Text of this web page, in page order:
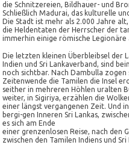
die Schnitzereien, Bildhauer- und
Schließlich Madurai, das kulturelle
Die Stadt ist mehr als 2.000 Jahre
die Heldentaten der Herrscher der
immerhin einige römische Legionäre
Die letzten kleinen Überbleibsel der
Indien undSri Lankaverband, sind
noch sichtbar. Nach Dambulla zogen
Zeitenwende die Tamilen die Insel
seither in mehreren Höhlen uralten
weiter, in Sigiriya, erzählen die
einer längst vergangenen Zeit. Und
bergi-gen Inneren Sri Lankas,
es sich am Ende
einer grenzenlosenReise, nach den
zwischen den Tamilen Indiens und